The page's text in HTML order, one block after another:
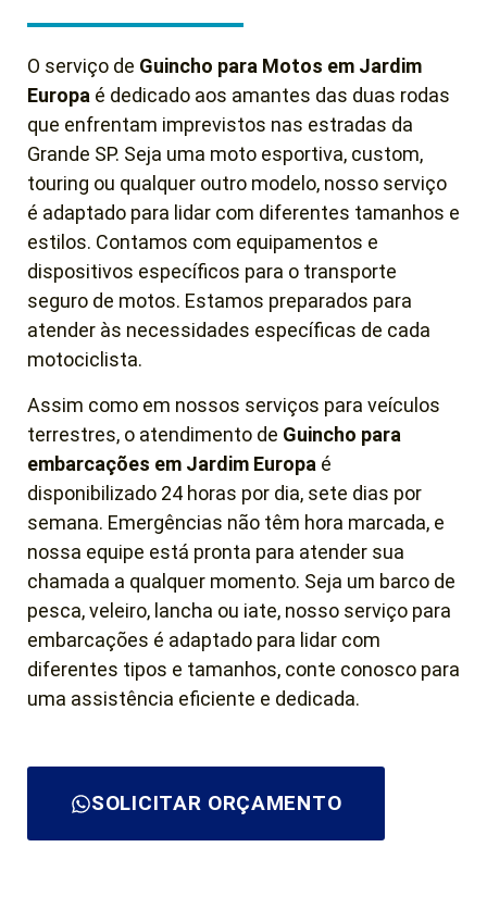
O serviço de Guincho para Motos em Jardim
Europa é dedicado aos amantes das duas rodas
que enfrentam imprevistos nas estradas da
Grande SP. Seja uma moto esportiva, custom,
touring ou qualquer outro modelo, nosso serviço
é adaptado para lidar com diferentes tamanhos e
estilos. Contamos com equipamentos e
dispositivos específicos para o transporte
seguro de motos. Estamos preparados para
atender às necessidades específicas de cada
motociclista.
Assim como em nossos serviços para veículos
terrestres, o atendimento de Guincho para
embarcações em Jardim Europa é
disponibilizado 24 horas por dia, sete dias por
semana. Emergências não têm hora marcada, e
nossa equipe está pronta para atender sua
chamada a qualquer momento. Seja um barco de
pesca, veleiro, lancha ou iate, nosso serviço para
embarcações é adaptado para lidar com
diferentes tipos e tamanhos, conte conosco para
uma assistência eficiente e dedicada.
SOLICITAR ORÇAMENTO